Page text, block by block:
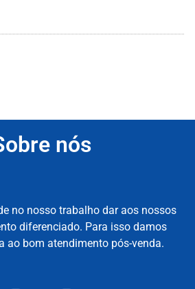
nós
no nosso trabalho dar aos nossos
diferenciado. Para isso damos
ao bom atendimento pós-venda.